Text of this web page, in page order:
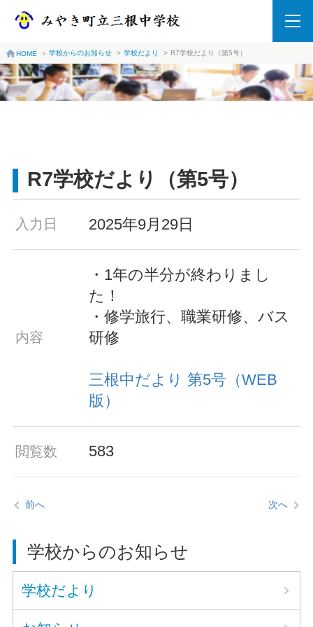
HOME > 学校からのお知らせ > 学校だより > R7学校だより（第5号）
R7学校だより（第5号）
入力日 2025年9月29日
内容
・1年の半分が終わりまし
た！
・修学旅行、職業研修、バス
研修
三根中だより 第5号（WEB
版）
閲覧数 583
前へ 次へ
学校からのお知らせ
学校だより